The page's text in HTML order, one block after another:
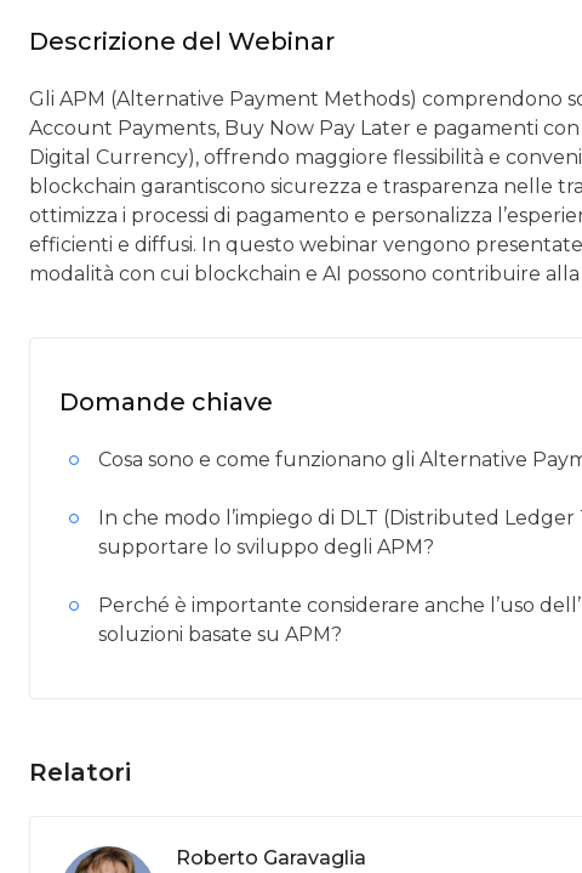
Descrizione del Webinar
Gli APM (Alternative Payment Methods) comprendono
Account Payments, Buy Now Pay Later e pagamenti
Digital Currency), offrendo maggiore flessibilità e
blockchain garantiscono sicurezza e trasparenza nelle
ottimizza i processi di pagamento e personalizza
efficienti e diffusi. In questo webinar vengono
modalità con cui blockchain e AI possono contribuire alla
Domande chiave
Cosa sono e come funzionano gli Alternative
In che modo l’impiego di DLT (Distributed
supportare lo sviluppo degli APM?
Perché è importante considerare anche l’uso
soluzioni basate su APM?
Relatori
Roberto Garavaglia